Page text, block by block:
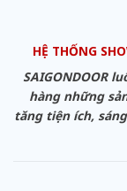
HỆ THỐNG
SAIGONDOOR
hàng những
tăng tiện ích,